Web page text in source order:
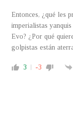
Entonces, ¿qué les
imperialistas
Evo? ¿Por qué
golpistas están
3 -3